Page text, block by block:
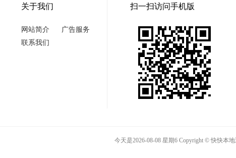
关于我们
网站简介
广告服务
联系我们
扫一扫访问手机版
今天是2026-08-08 星期6 Copyright © 快快本